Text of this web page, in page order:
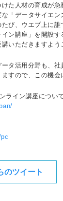
た人材の育成が急
「データサイエ
び、ウエブ上に
ン講座」を開設す
いただきますよう
タ活用分野も、
すので、この機会
ライン講座につい
のツイート